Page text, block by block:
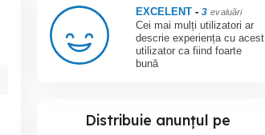
EXCELENT- 3 evaluări
Cei mai mulți utilizatori ar
descrie experiența cu acest
utilizator ca fiind foarte
bună
Distribuie anunțul pe